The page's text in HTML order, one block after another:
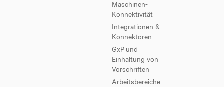
Maschinen-
Konnektivität
Integrationen &
Konnektoren
GxP und
Einhaltung von
Vorschriften
Arbeitsbereiche